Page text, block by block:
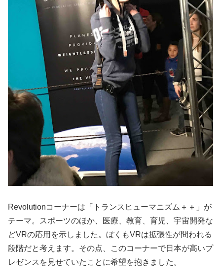
Revolutionコーナーは「トランスヒューマニズム＋＋」が
テーマ。スポーツのほか、医療、教育、育児、宇宙開発な
どVRの応用を示しました。ぼくもVRは拡張性が問われる
段階だと考えます。その点、このコーナーで日本が高いプ
レゼンスを見せていたことに希望を抱きました。